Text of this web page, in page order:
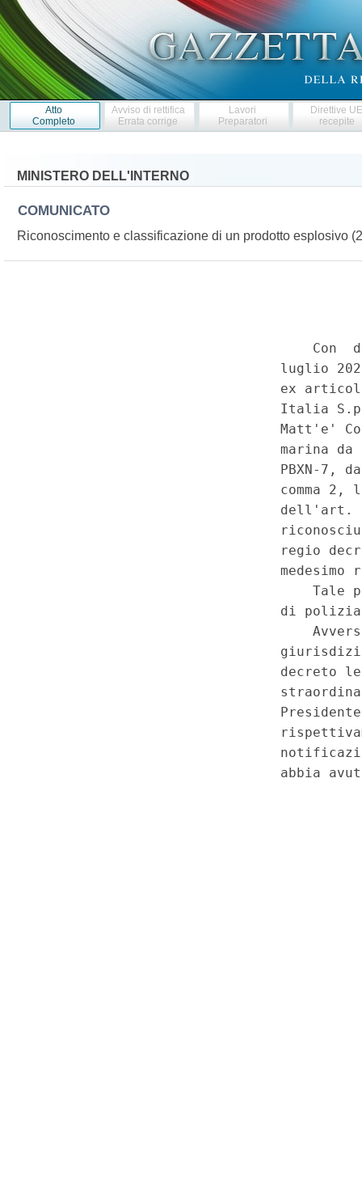
Atto
Completo
Avviso di rettifica
Errata corrige
Lavori
Preparatori
Direttive
recepite
MINISTERO DELL'INTERNO
COMUNICATO
Riconoscimento e classificazione di un prodotto esplosivo